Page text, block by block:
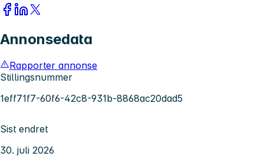
Annonsedata
Rapporter annonse
Stillingsnummer
1eff71f7-60f6-42c8-931b-8868ac20dad5
Sist endret
30. juli 2026